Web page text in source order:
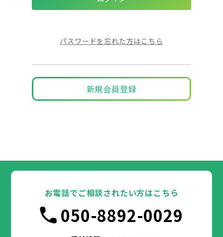
パスワードを忘れた方はこちら
新規会員登録
お電話でご相談されたい方はこちら
050-8892-0029